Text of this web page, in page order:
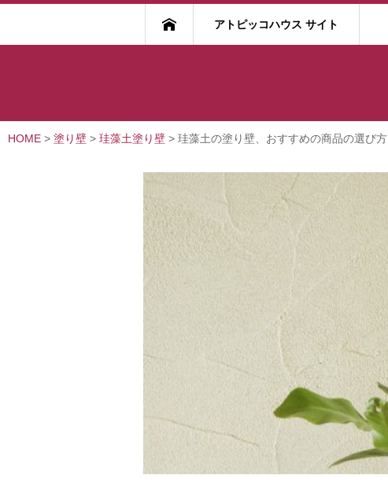
アトピッコハウス サイト
HOME > 塗り壁 > 珪藻土塗り壁 > 珪藻土の塗り壁、おすすめの商品の選び方